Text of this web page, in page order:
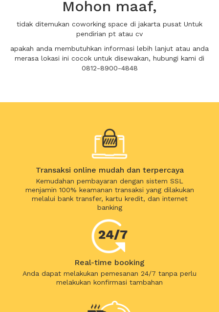
Mohon maaf,
tidak ditemukan coworking space di jakarta pusat Untuk
pendirian pt atau cv
apakah anda membutuhkan informasi lebih lanjut atau anda
merasa lokasi ini cocok untuk disewakan, hubungi kami di
0812-8900-4848
Transaksi online mudah dan terpercaya
Kemudahan pembayaran dengan sistem SSL
menjamin 100% keamanan transaksi yang dilakukan
melalui bank transfer, kartu kredit, dan internet
banking
Real-time booking
Anda dapat melakukan pemesanan 24/7 tanpa perlu
melakukan konfirmasi tambahan